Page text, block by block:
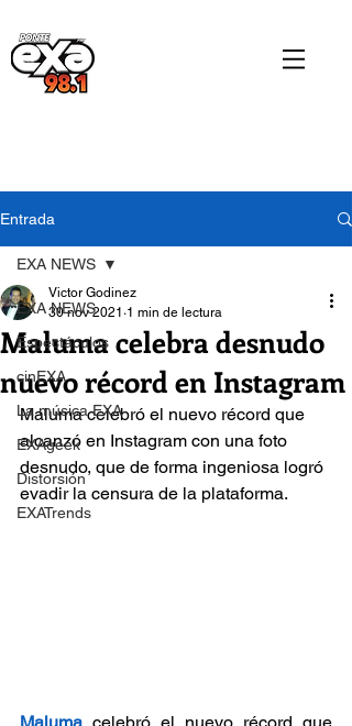
Entrada
EXA NEWS
Espectáculos
cinEXA
La música EXA
EXAgeek
Distorsión
EXATrends
EXA NEWS
Maluma celebra desnudo
nuevo récord en Instagram
Victor Godinez
30 nov 2021 1 min de lectura
Maluma celebró el nuevo récord que
alcanzó en Instagram con una foto
desnudo, que de forma ingeniosa logró
evadir la censura de la plataforma.